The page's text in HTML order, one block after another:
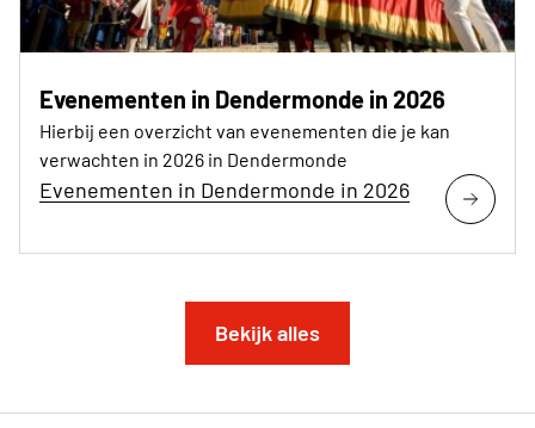
Evenementen in Dendermonde in 2026
Hierbij een overzicht van evenementen die je kan
verwachten in 2026 in Dendermonde
Evenementen in Dendermonde in 2026
Bekijk alles